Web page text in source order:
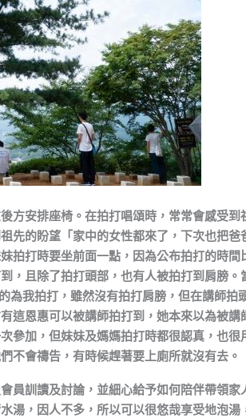
方安排座椅。在拍打唱頌時，常常會感受
先的盼望「家中的女性都來了，下次也把
拍打時要坐前面一點，因為公布拍打的時
，且除了拍打頭部，也有人被拍打到肩膀
為我拍打，雖然沒有拍打肩膀，但在講師
這恩惠可以被講師拍打到，她本來以為被
參加，但妹妹及媽媽拍打時都很認真，也
不會禱告，有時候趕著要上廁所就沒有去。
員訓讀及討論，並細心給予如何陪伴帶領
湯，因人不多，所以可以很悠哉享受地泡